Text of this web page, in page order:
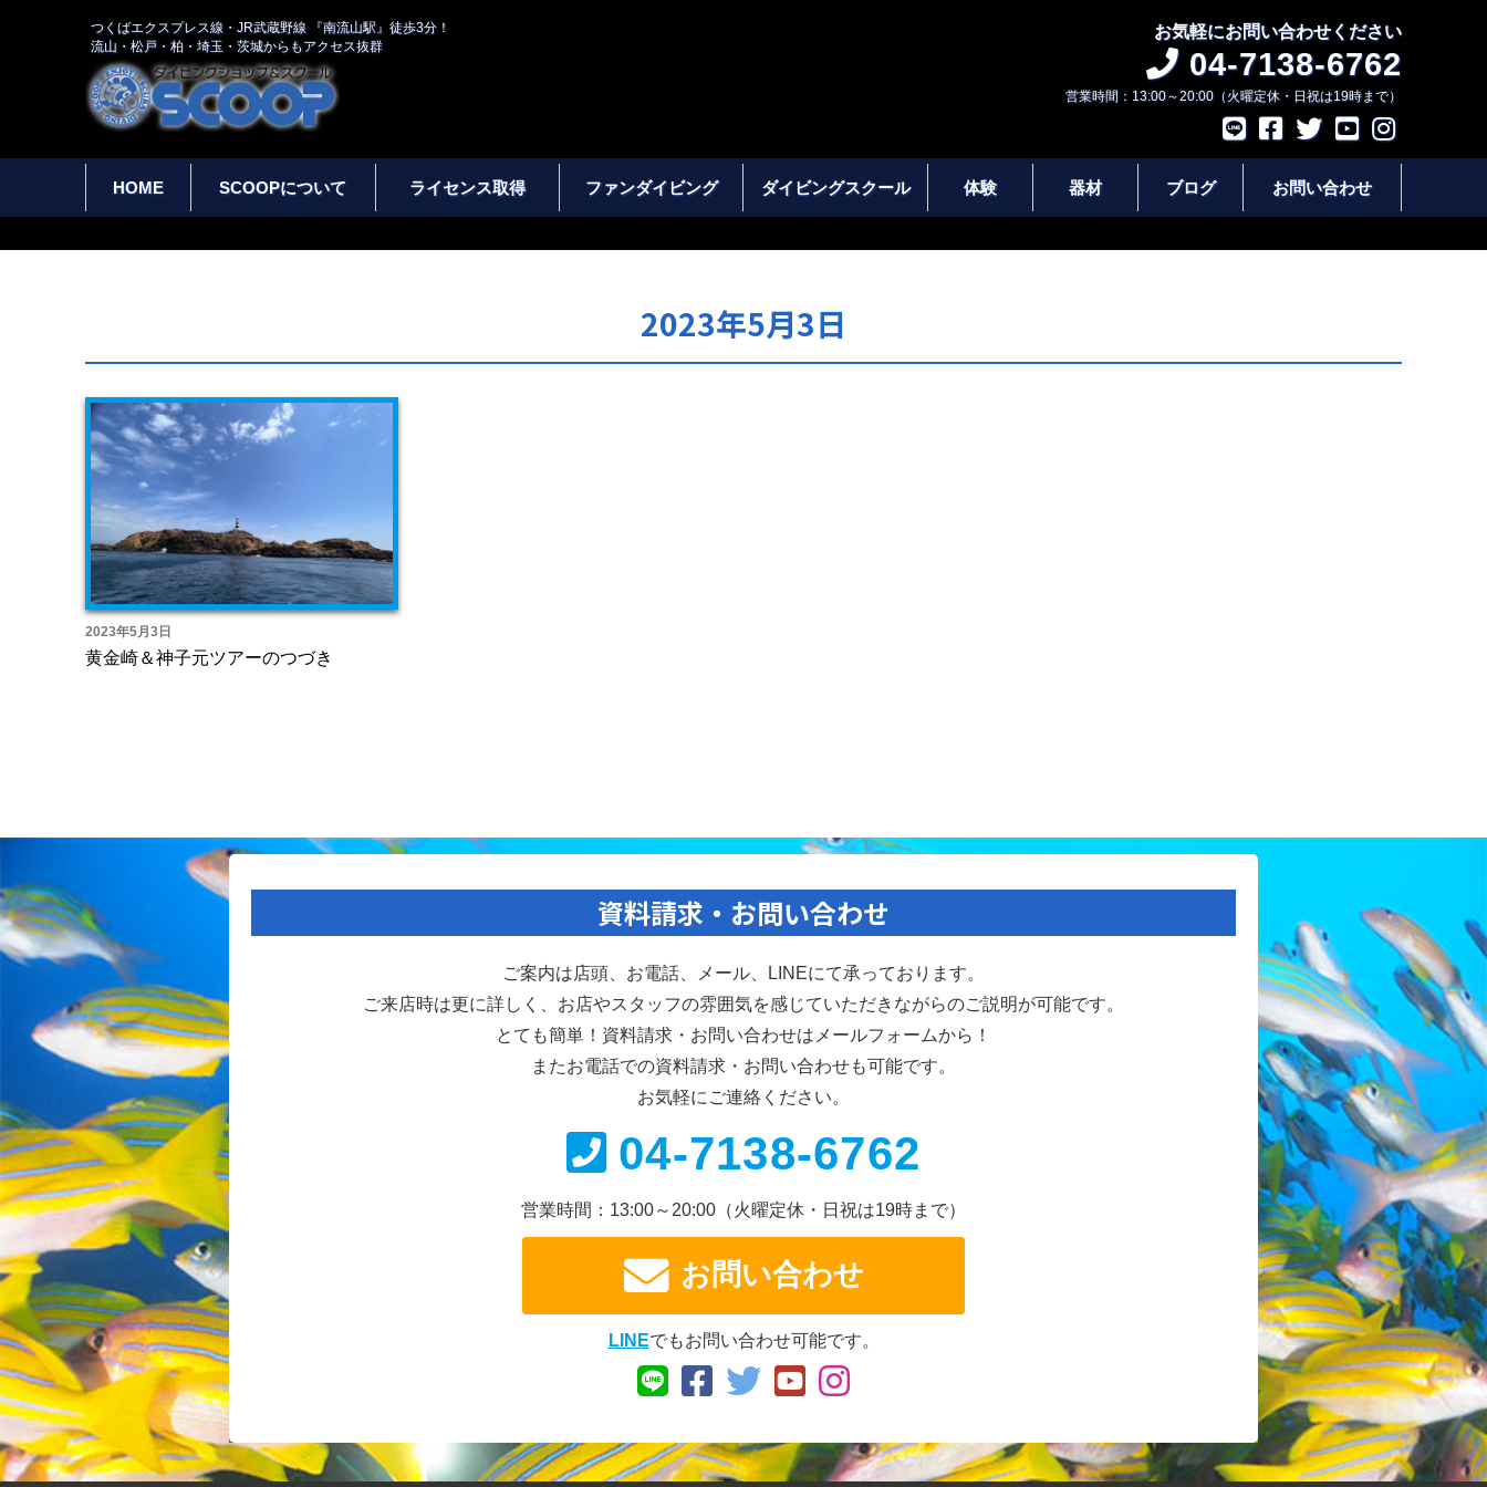
つくばエクスプレス線・JR武蔵野線 『南流山駅』徒歩3分！
流山・松戸・柏・埼玉・茨城からもアクセス抜群
お気軽にお問い合わせください
04-7138-6762
営業時間：13:00～20:00（火曜定休・日祝は19時まで）
HOME SCOOPについて ライセンス取得 ファンダイビング ダイビングスクール 体験 器材 ブログ お問い合わせ
2023年5月3日
2023年5月3日
黄金崎＆神子元ツアーのつづき
資料請求・お問い合わせ
ご案内は店頭、お電話、メール、
LINEにて承っております。
ご来店時は更に詳しく、お店やスタッフの雰囲気を感じていただきながらのご説明が可能です。
とても簡単！資料請求・お問い合わせは メールフォームから！
またお電話での資料請求・ お問い合わせも可能です。
お気軽にご連絡ください。
04-7138-6762
営業時間：13:00～20:00 （火曜定休・日祝は19時まで）
お問い合わせ
LINEでもお問い合わせ可能です。